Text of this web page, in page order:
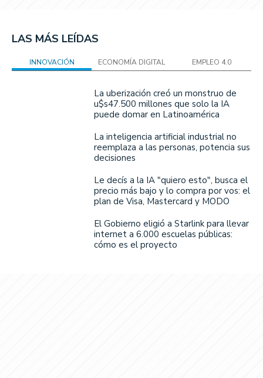
LAS MÁS LEÍDAS
INNOVACIÓN ECONOMÍA DIGITAL EMPLEO 4.0
La uberización creó un monstruo de
u$s47.500 millones que solo la IA
puede domar en Latinoamérica
La inteligencia artificial industrial no
reemplaza a las personas, potencia sus
decisiones
Le decís a la IA "quiero esto", busca el
precio más bajo y lo compra por vos: el
plan de Visa, Mastercard y MODO
El Gobierno eligió a Starlink para llevar
internet a 6.000 escuelas públicas:
cómo es el proyecto